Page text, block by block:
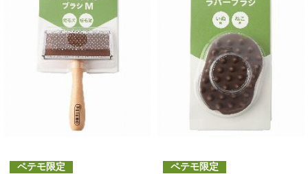
ペテモ限定 ペテモ限定